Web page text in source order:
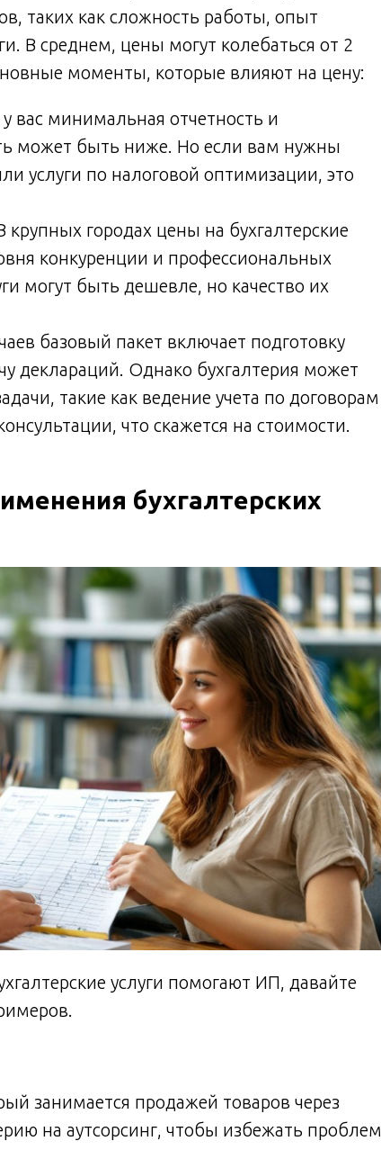
таких как сложность работы, опыт
В среднем, цены могут колебаться от 2
моменты, которые влияют на цену:
у вас минимальная отчетность и
может быть ниже. Но если вам нужны
услуги по налоговой оптимизации, это
В крупных городах цены на бухгалтерские
конкуренции и профессиональных
могут быть дешевле, но качество их
базовый пакет включает подготовку
деклараций. Однако бухгалтерия может
такие как ведение учета по договорам
что скажется на стоимости.
бухгалтерских
услуги помогают ИП, давайте
занимается продажей товаров через
на аутсорсинг, чтобы избежать проблем